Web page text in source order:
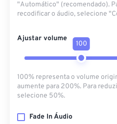
"Automático" (recomendado).
recodificar o áudio, selecione
Ajustar volume
100
100% representa o volume
aumente para 200%. Para
selecione 50%.
Fade In Áudio